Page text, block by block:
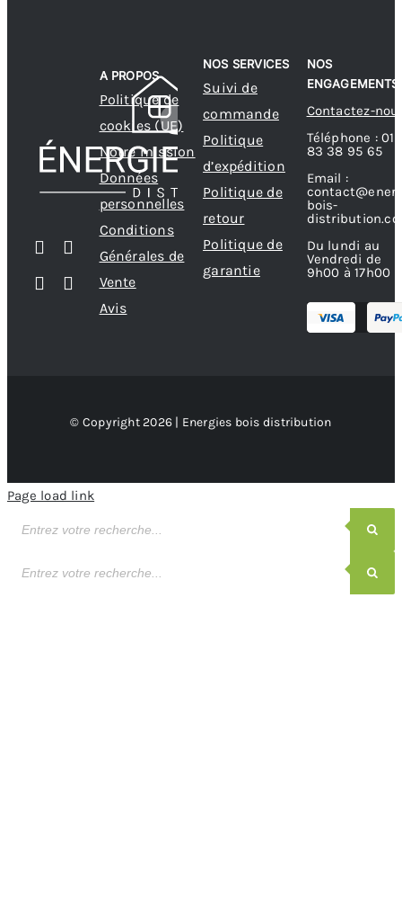
sur
page
du
produit
A PROPOS
Politique de
cookies (UE)
Notre mission
Données
personnelles
Conditions
Générales de
Vente
Avis
NOS SERVICES
Suivi de
commande
Politique
d’expédition
Politique de
retour
Politique de
garantie
NOS
ENGAGEMENTS
Contactez-
Téléphone : 01
83 38 95 65
Email :
bois-
Du lundi au
Vendredi de
9h00 à 17h00
© Copyright 2026 | Energies bois distribution
Page load link
de
de